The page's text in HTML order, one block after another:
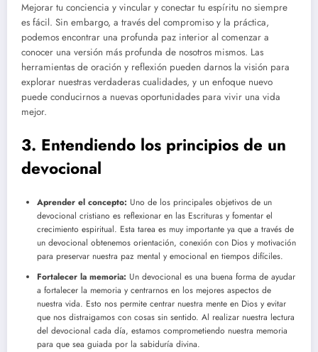
Mejorar tu conciencia y vincular y conectar tu espíritu no siempre
es fácil. Sin embargo, a través del compromiso y la práctica,
podemos encontrar una profunda paz interior al comenzar a
conocer una versión más profunda de nosotros mismos. Las
herramientas de oración y reflexión pueden darnos la visión para
explorar nuestras verdaderas cualidades, y un enfoque nuevo
puede conducirnos a nuevas oportunidades para vivir una vida
mejor.
3. Entendiendo los principios de un
devocional
Aprender el concepto: Uno de los principales objetivos de un
devocional cristiano es reflexionar en las Escrituras y fomentar el
crecimiento espiritual. Esta tarea es muy importante ya que a través de
un devocional obtenemos orientación, conexión con Dios y motivación
para preservar nuestra paz mental y emocional en tiempos difíciles.
Fortalecer la memoria: Un devocional es una buena forma de ayudar
a fortalecer la memoria y centrarnos en los mejores aspectos de
nuestra vida. Esto nos permite centrar nuestra mente en Dios y evitar
que nos distraigamos con cosas sin sentido. Al realizar nuestra lectura
del devocional cada día, estamos comprometiendo nuestra memoria
para que sea guiada por la sabiduría divina.